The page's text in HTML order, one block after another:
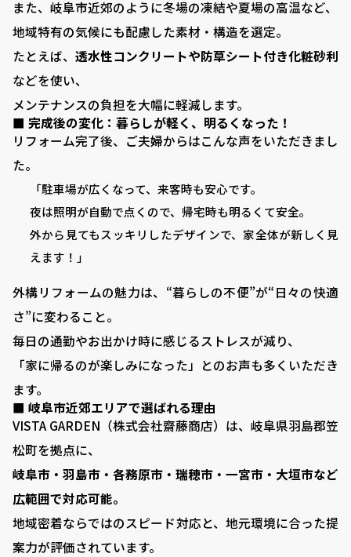
VISTA GARDEN
-株式会社 齋藤商店-
■ VISTA GARDENの外構工事
■ 庭がある暮らし：サッカーゴールがある庭
■ 庭がある暮らし：ドッグランがある庭
■ 外構プランニング
■ 料金シミュレーション
■ 施工事例
■ お客様の声
■ 展示場について
■ 求人サイト
■ お問い合わせ
TEL:0120-080-171
岐阜県羽島郡笠松町中川町22 ​
また、岐阜市近郊のように冬場の凍結や夏場の高温など、
地域特有の気候にも配慮した素材・構造を選定。
たとえば、 透水性コンクリートや防草シート付き化粧砂利
などを使い、
メンテナンスの負担を大幅に軽減します。
■ 完成後の変化：暮らしが軽く、明るくなった！
リフォーム完了後、ご夫婦からはこんな声をいただきまし
た。
「駐車場が広くなって、来客時も安心です。
夜は照明が自動で点くので、帰宅時も明るくて安全。
外から見てもスッキリしたデザインで、家全体が新しく見
えます！」
外構リフォームの魅力は、“暮らしの不便”が“日々の快適
さ”に変わること。
毎日の通勤やお出かけ時に感じるストレスが減り、
「家に帰るのが楽しみになった」とのお声も多くいただき
ます。
■ 岐阜市近郊エリアで選ばれる理由
VISTA GARDEN（株式会社齋藤商店）は、岐阜県羽島郡笠
松町を拠点に、
岐阜市・羽島市・各務原市・瑞穂市・一宮市・大垣市など
広範囲で対応可能。
地域密着ならではのスピード対応と、地元環境に合った提
案力が評価されています。